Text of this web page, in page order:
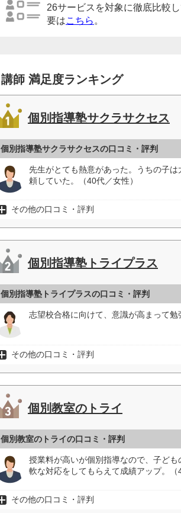
26サービスを対象に徹底比較
要はこちら 。
講師 満足度ランキング
個別指導塾サクラサクセス
個別指導塾サクラサクセスの口コミ・評判
先生がとても熱意があった。うちの子
頼していた。（40代／女性）
その他の口コミ・評判
個別指導塾トライプラス
個別指導塾トライプラスの口コミ・評判
志望校合格に向けて、意識が高まって勉
その他の口コミ・評判
個別教室のトライ
個別教室のトライの口コミ・評判
授業料が高いが個別指導なので、子ど
軟な対応をしてもらえて成績アップ。（
その他の口コミ・評判